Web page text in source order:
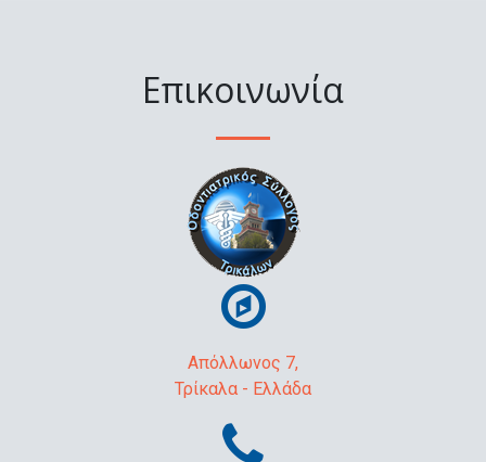
Επικοινωνία
Απόλλωνος 7,
Τρίκαλα - Ελλάδα